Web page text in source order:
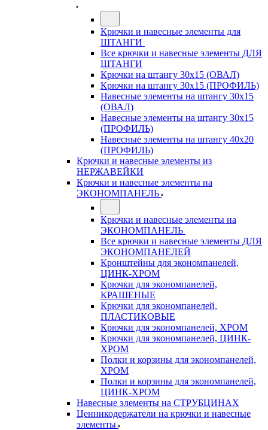
Крючки и навесные элементы для
ШТАНГИ
Все крючки и навесные элементы ДЛЯ
ШТАНГИ
Крючки на штангу 30х15 (ОВАЛ)
Крючки на штангу 30х15 (ПРОФИЛЬ)
Навесные элементы на штангу 30х15
(ОВАЛ)
Навесные элементы на штангу 30х15
(ПРОФИЛЬ)
Навесные элементы на штангу 40х20
(ПРОФИЛЬ)
Крючки и навесные элементы из
НЕРЖАВЕЙКИ
Крючки и навесные элементы на
ЭКОНОМПАНЕЛЬ
Крючки и навесные элементы на
ЭКОНОМПАНЕЛЬ
Все крючки и навесные элементы ДЛЯ
ЭКОНОМПАНЕЛЕЙ
Кронштейны для экономпанелей,
ЦИНК-ХРОМ
Крючки для экономпанелей,
КРАШЕНЫЕ
Крючки для экономпанелей,
ПЛАСТИКОВЫЕ
Крючки для экономпанелей, ХРОМ
Крючки для экономпанелей, ЦИНК-
ХРОМ
Полки и корзины для экономпанелей,
ХРОМ
Полки и корзины для экономпанелей,
ЦИНК-ХРОМ
Навесные элементы на СТРУБЦИНАХ
Ценникодержатели на крючки и навесные
элементы